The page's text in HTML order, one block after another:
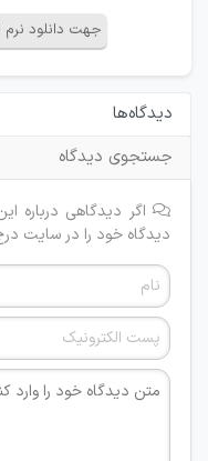
جهت دانلود نرم
دیدگاه‌ها
جستجوی دیدگاه
اگر دیدگاهی درباره
دیدگاه خود را در سایت